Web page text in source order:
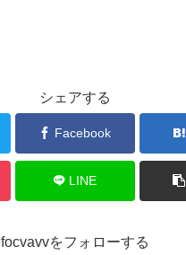
シェアする
Facebook
LINE
focvavvをフォローする